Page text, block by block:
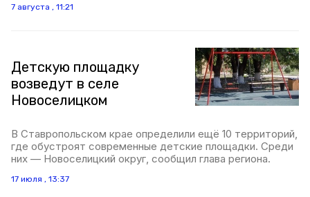
7 августа , 11:21
Детскую площадку
возведут в селе
Новоселицком
В Ставропольском крае определили ещё 10 территорий,
где обустроят современные детские площадки. Среди
них — Новоселицкий округ, сообщил глава региона.
17 июля , 13:37